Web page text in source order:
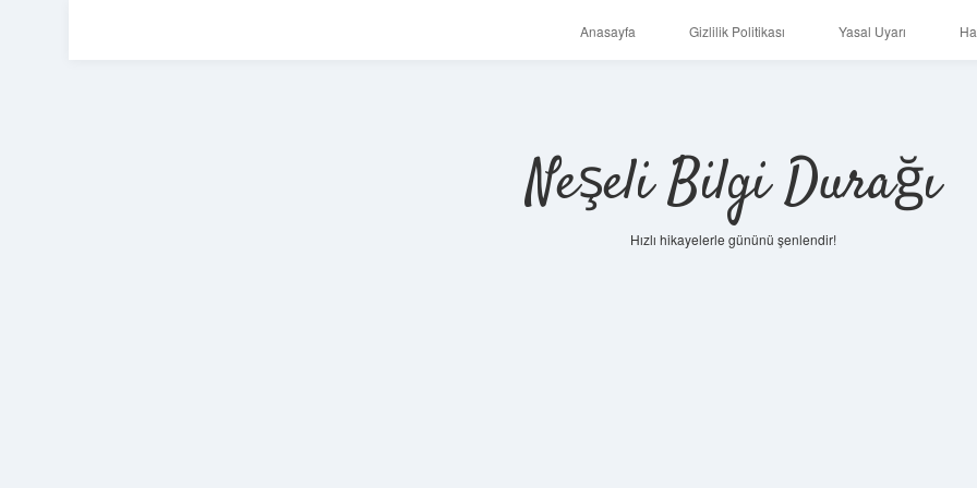
Anasayfa Gizlilik Politikası Yasal Uyarı
Neşeli Bilgi Durağı
Hızlı hikayelerle gününü şenlendir!